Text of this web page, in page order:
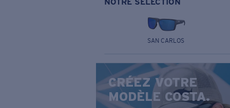
SAN CARLOS
CRÉEZ VOTRE
MODÈLE COSTA.